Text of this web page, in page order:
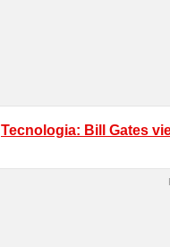
Tecnologia: Bill Gates